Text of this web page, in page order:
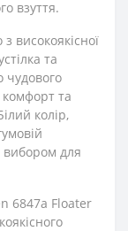
взуття.
високоякісної
та
чудового
та
колір,
вибором для
6847a Floater